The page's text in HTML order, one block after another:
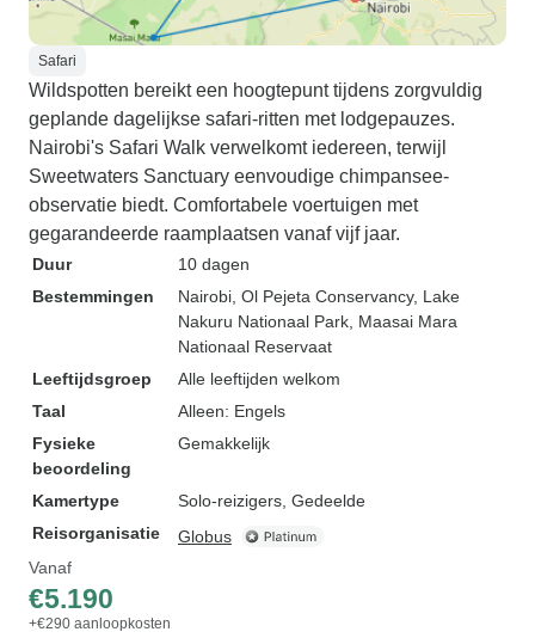
Safari
Wildspotten bereikt een hoogtepunt tijdens zorgvuldig
geplande dagelijkse safari-ritten met lodgepauzes.
Nairobi's Safari Walk verwelkomt iedereen, terwijl
Sweetwaters Sanctuary eenvoudige chimpansee-
observatie biedt. Comfortabele voertuigen met
gegarandeerde raamplaatsen vanaf vijf jaar.
Duur
10 dagen
Bestemmingen
Nairobi , Ol Pejeta Conservancy, Lake
Nakuru Nationaal Park , Maasai Mara
Nationaal Reservaat
Leeftijdsgroep
Alle leeftijden welkom
Taal
Alleen: Engels
Fysieke
beoordeling
Gemakkelijk
Kamertype
Solo-reizigers, Gedeelde
Reisorganisatie
Globus
Vanaf
€5.190
+€290 aanloopkosten